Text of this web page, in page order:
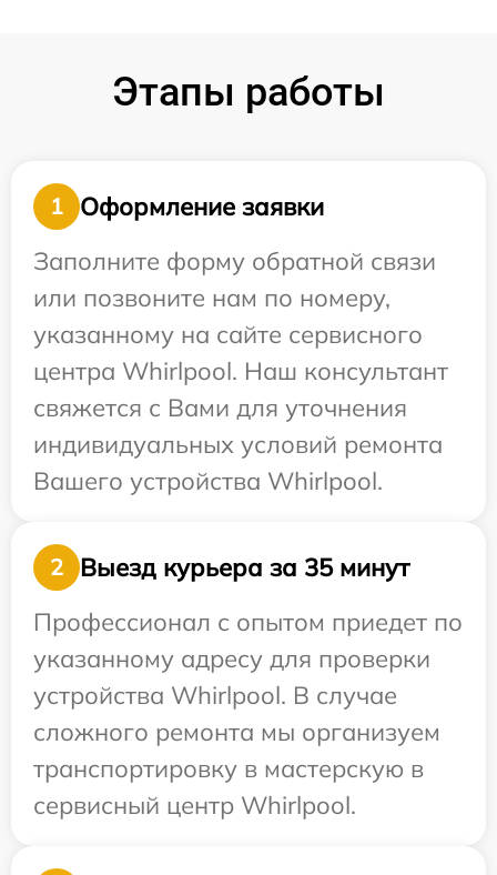
Этапы работы
1
Оформление заявки
Заполните форму обратной связи
или позвоните нам по номеру,
указанному на сайте сервисного
центра Whirlpool. Наш консультант
свяжется с Вами для уточнения
индивидуальных условий ремонта
Вашего устройства Whirlpool.
2
Выезд курьера за 35 минут
Профессионал с опытом приедет по
указанному адресу для проверки
устройства Whirlpool. В случае
сложного ремонта мы организуем
транспортировку в мастерскую в
сервисный центр Whirlpool.